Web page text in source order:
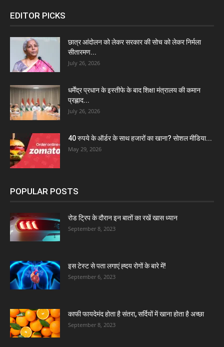
EDITOR PICKS
छात्र आंदोलन को लेकर सरकार की सोच को लेकर निर्मला
सीतारमण...
July 26, 2026
धर्मेंद्र प्रधान के इस्तीफे के बाद शिक्षा मंत्रालय की कमान
प्रह्लाद...
July 26, 2026
40 रुपये के ऑर्डर के साथ हजारों का खाना? सोशल मीडिया...
May 29, 2026
POPULAR POSTS
रोड ट्रिप के दौरान इन बातों का रखें खास ध्यान
September 8, 2023
इस टेस्ट से पता लगाएं ह्दय रोगों के बारे में!
September 6, 2023
काफी फायदेमंद होता है संतरा, सर्दियों में खाना होता है अच्छा
September 8, 2023